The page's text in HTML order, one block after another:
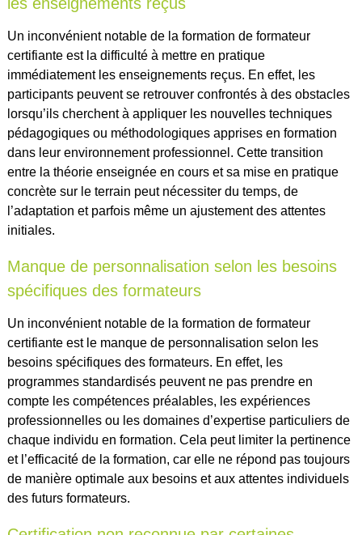
Un inconvénient notable de la formation de formateur
certifiante est la difficulté à mettre en pratique
immédiatement les enseignements reçus. En effet, les
participants peuvent se retrouver confrontés à des obstacles
lorsqu’ils cherchent à appliquer les nouvelles techniques
pédagogiques ou méthodologiques apprises en formation
dans leur environnement professionnel. Cette transition
entre la théorie enseignée en cours et sa mise en pratique
concrète sur le terrain peut nécessiter du temps, de
l’adaptation et parfois même un ajustement des attentes
initiales.
Manque de personnalisation selon les besoins
spécifiques des formateurs
Un inconvénient notable de la formation de formateur
certifiante est le manque de personnalisation selon les
besoins spécifiques des formateurs. En effet, les
programmes standardisés peuvent ne pas prendre en
compte les compétences préalables, les expériences
professionnelles ou les domaines d’expertise particuliers de
chaque individu en formation. Cela peut limiter la pertinence
et l’efficacité de la formation, car elle ne répond pas toujours
de manière optimale aux besoins et aux attentes individuels
des futurs formateurs.